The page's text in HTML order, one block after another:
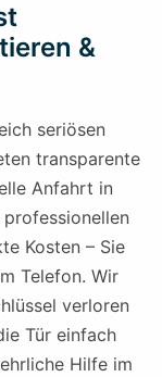
&
seriösen
transparente
Anfahrt in
professionellen
Kosten – Sie
Telefon. Wir
verloren
Tür einfach
Hilfe im